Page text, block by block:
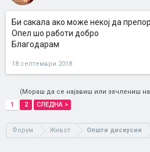
Би сакала ако може некој да
Опел шо работи добро
Благодарам
18 септември 2018
(Мораш да се најавиш или зачлениш
1
2 СЛЕДНА >
Форум Живот Општи дискусии